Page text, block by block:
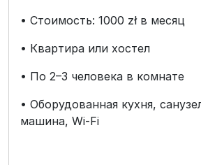
• Стоимость: 1000 zł в месяц
• Квартира или хостел
• По 2–3 человека в комнате
• Оборудованная кухня,
машина, Wi-Fi